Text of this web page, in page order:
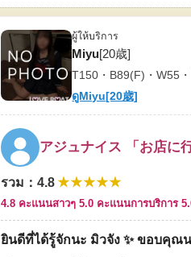
ผู้ให้บริการ
Miyu[20歳]
T150・B89(F)・W55
ดูMiyu[20歳]
アジュナイス 「お店に
รวม ：4.8★★★★★
4.8 คะแนนสาวๆ 5.0 คะแนนการบริการ
ยินดีที่ได้รู้จักนะ มิวจัง ✨️ ขอบคุณน